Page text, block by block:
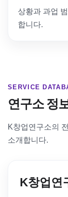
상황과 과업
합니다.
SERVICE
연구소 정
K창업연구소의
소개합니다.
K창업연